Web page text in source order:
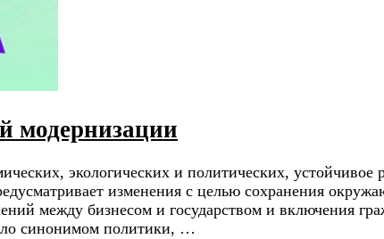
модернизации
экологических и политических, устойчивое
изменения с целью сохранения
между бизнесом и государством и включения
синонимом политики, …